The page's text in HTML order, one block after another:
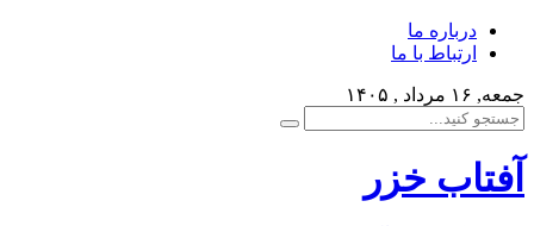
درباره ما
ارتباط با ما
جمعه, ۱۶ مرداد , ۱۴۰۵
آفتاب خزر